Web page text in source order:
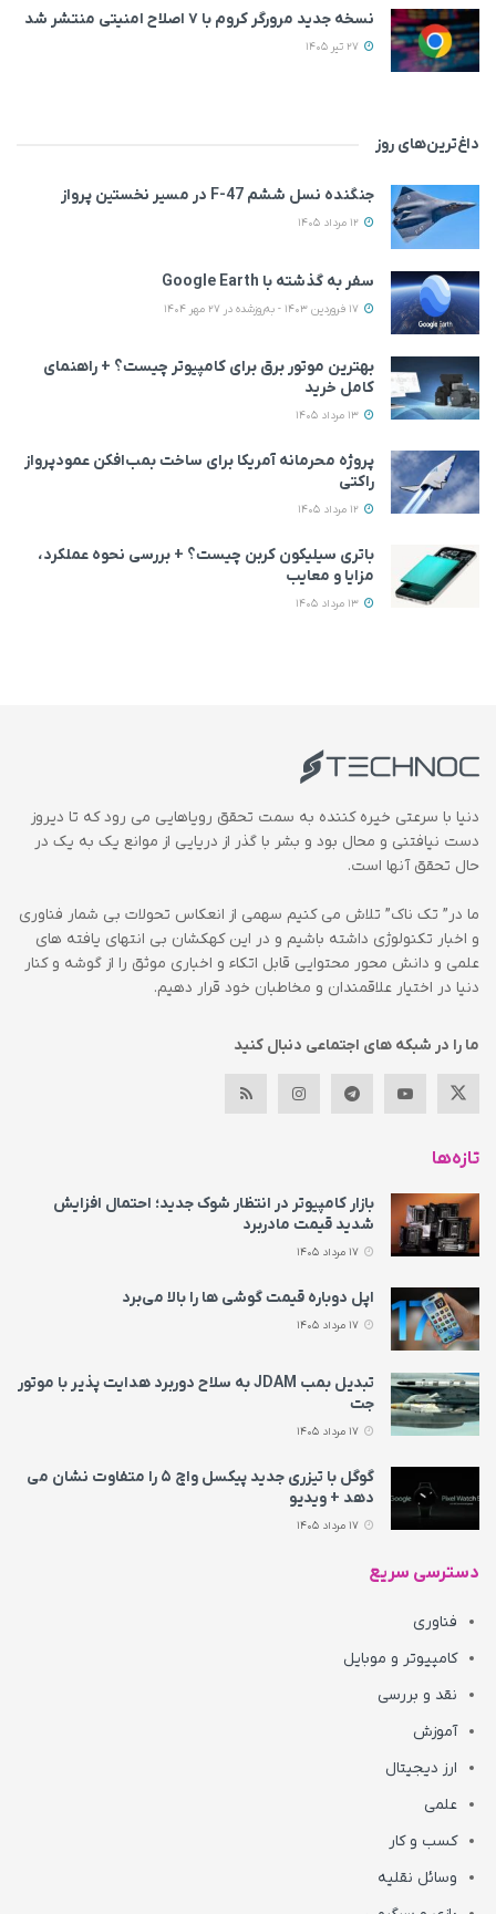
نسخه جدید مرورگر کروم با ۷ اصلاح امنیتی منتشر شد
داغ‌ترین‌های روز
جنگنده نسل ششم F-47 در مسیر نخستین پرواز
سفر به گذشته با Google Earth
بهترین موتور برق برای کامپیوتر چیست؟ + راهنمای
کامل خرید
پروژه محرمانه آمریکا برای ساخت بمب‌افکن عمودپرواز
راکتی
باتری سیلیکون کربن چیست؟ + بررسی نحوه عملکرد،
مزایا و معایب
دنیا با سرعتی خیره کننده به سمت تحقق رویاهایی می رود که تا دیروز
دست نیافتنی و محال بود و بشر با گذر از دریایی از موانع یک به یک در
حال تحقق آنها است.
ما در” تک ناک” تلاش می کنیم سهمی از انعکاس تحولات بی شمار فناوری
و اخبار تکنولوژی داشته باشیم و در این کهکشان بی انتهای یافته های
علمی و دانش محور محتوایی قابل اتکاء و اخباری موثق را از گوشه و کنار
دنیا در اختیار علاقمندان و مخاطبان خود قرار دهیم.
ما را در شبکه های اجتماعی دنبال کنید
تازه‌ها
بازار کامپیوتر در انتظار شوک جدید؛ احتمال افزایش
شدید قیمت مادربرد
اپل دوباره قیمت‌ گوشی ها را بالا می‌برد
تبدیل بمب JDAM به سلاح دوربرد هدایت پذیر با موتور
جت
گوگل با تیزری جدید پیکسل واچ ۵ را متفاوت نشان می‌
دهد + ویدیو
دسترسی سریع
فناوری
کامپیوتر و موبایل
نقد و بررسی
آموزش
ارز دیجیتال
علمی
کسب و کار
وسائل نقلیه